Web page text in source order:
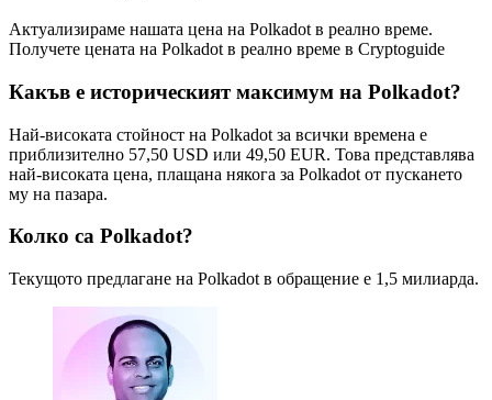
Актуализираме нашата цена на Polkadot в реално време.
Получете цената на Polkadot в реално време в Cryptoguide
Какъв е историческият максимум на Polkadot?
Най-високата стойност на Polkadot за всички времена е
приблизително 57,50 USD или 49,50 EUR. Това представлява
най-високата цена, плащана някога за Polkadot от пускането
му на пазара.
Колко са Polkadot?
Текущото предлагане на Polkadot в обращение е 1,5 милиарда.